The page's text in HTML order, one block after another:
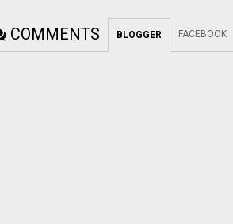
COMMENTS BLOGGER FACEBOOK